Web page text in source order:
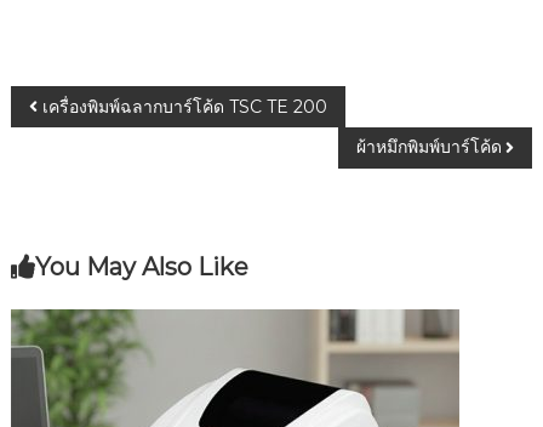
เครื่องพิมพ์ฉลากบาร์โค้ด TSC TE 200
ผ้าหมึกพิมพ์บาร์โค้ด
You May Also Like